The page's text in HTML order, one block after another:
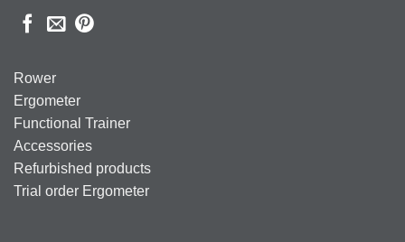
Rower
Ergometer
Functional Trainer
Accessories
Refurbished products
Trial order Ergometer